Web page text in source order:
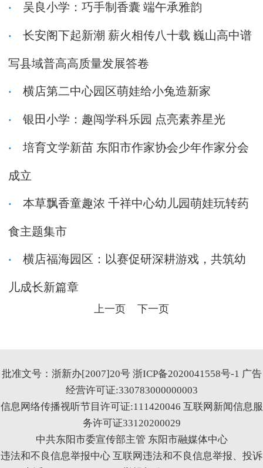
吴良小学：巧手制香囊 端午承雅韵
长安阁下起新潮 薪火相传八十载 巍山高中谱
写县域普高高质量发展答卷
横店第二中心园区萌娃给小兔造新家
银田小学：趣闯学科乐园 点亮素养星光
培育文学新苗 东阳市作家协会少年作家分会
成立
本草飘香童趣浓 千祥中心幼儿园萌娃玩转药
食主题集市
横店福海园区：以赛促研深耕游戏，共筑幼
儿成长新篇章
上一页 下一页
批准文号：浙新办[2007]20号 浙ICP备2020041558号-1 广告
经营许可证:330783000000003
信息网络传播视听节目许可证:111420046 互联网新闻信息服
务许可证33120200029
中共东阳市委宣传部主管 东阳市融媒体中心
违法和不良信息举报中心 互联网违法和不良信息举报、投诉